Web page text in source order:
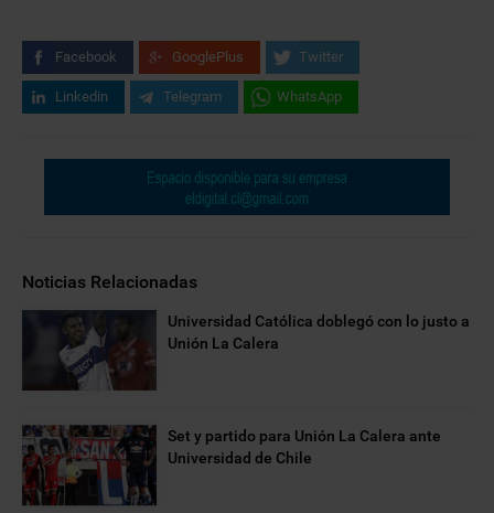
Facebook GooglePlus Twitter
Linkedin Telegram WhatsApp
Noticias Relacionadas
Universidad Católica doblegó con lo justo a
Unión La Calera
Set y partido para Unión La Calera ante
Universidad de Chile